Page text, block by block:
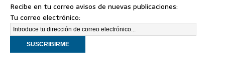
Recibe en tu correo avisos de nuevas publicaciones:
Tu correo electrónico: